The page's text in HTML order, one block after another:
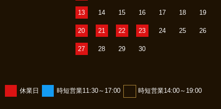
13 14 15 16 17 18 19
20 21 22 23 24 25 26
27 28 29 30
休業日 時短営業11:30～17:00 時短営業14:00～19:00